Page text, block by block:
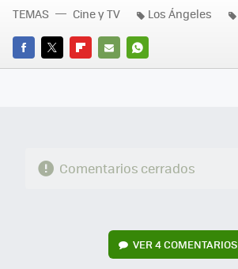
FACEBOOK
TWITTERFLIPBOARD
E-
WHATSAPP
TEMAS Cine y TV Los Ángeles
Comentarios cerrados
VER 4 COMENTARIOS